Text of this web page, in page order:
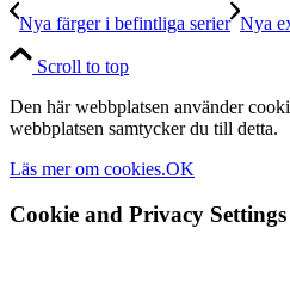
Nya färger i befintliga serier Nya
Scroll to top
Den här webbplatsen använder
webbplatsen samtycker du till detta.
Läs mer om cookies.OK
Cookie and Privacy Settings